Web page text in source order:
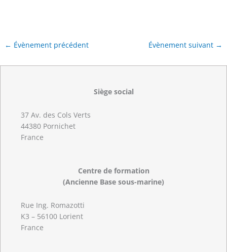
← Évènement précédent Évènement suivant →
Siège social
37 Av. des Cols Verts
44380 Pornichet
France
Centre de formation
(Ancienne Base sous-marine)
Rue Ing. Romazotti
K3 – 56100 Lorient
France